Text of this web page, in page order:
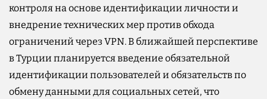
контроля на основе идентификации личности и
внедрение технических мер против обхода
ограничений через VPN. В ближайшей перспективе
в Турции планируется введение обязательной
идентификации пользователей и обязательств по
обмену данными для социальных сетей, что